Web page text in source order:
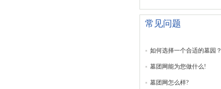
常见问题
如何选择一个合适的墓园？
墓团网能为您做什么!
墓团网怎么样?